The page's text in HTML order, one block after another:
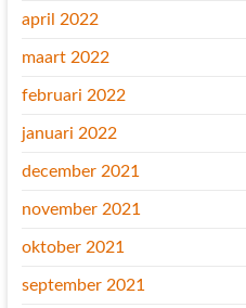
april 2022
maart 2022
februari 2022
januari 2022
december 2021
november 2021
oktober 2021
september 2021